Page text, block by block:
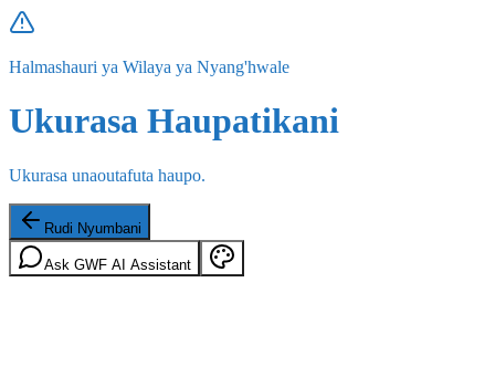
Halmashauri ya Wilaya ya Nyang'hwale
Ukurasa Haupatikani
Ukurasa unaoutafuta haupo.
Rudi Nyumbani
Ask GWF AI Assistant